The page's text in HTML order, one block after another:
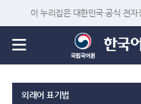
이 누리집은 대한민국 공식 전자
외래어 표기법